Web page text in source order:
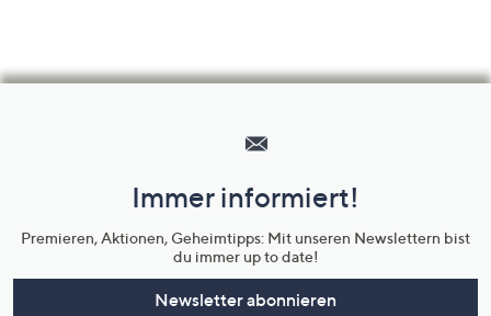
Unternehmensinformationen
Immer informiert!
Premieren, Aktionen, Geheimtipps: Mit unseren Newslettern bist
du immer up to date!
Newsletter abonnieren